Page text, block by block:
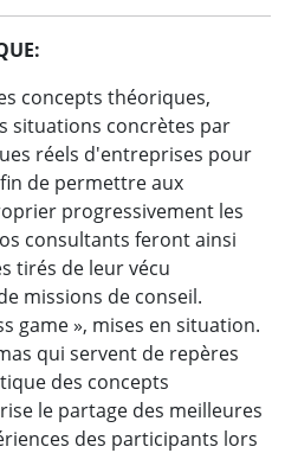
concepts théoriques,
situations concrètes par
réels d'entreprises pour
de permettre aux
progressivement les
consultants feront ainsi
tirés de leur vécu
missions de conseil.
game », mises en situation.
qui servent de repères
des concepts
le partage des meilleures
des participants lors